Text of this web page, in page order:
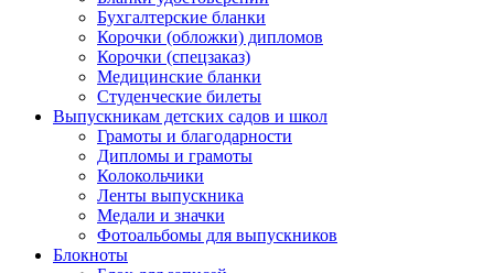
Бухгалтерские бланки
Корочки (обложки) дипломов
Корочки (спецзаказ)
Медицинские бланки
Студенческие билеты
Выпускникам детских садов и школ
Грамоты и благодарности
Дипломы и грамоты
Колокольчики
Ленты выпускника
Медали и значки
Фотоальбомы для выпускников
Блокноты